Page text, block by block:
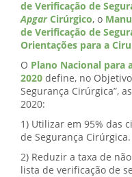
de Verificação de
ApgarCirúrgico, o
de Verificação de
Orientações para a
O Plano Nacional para
2020 define, no
Segurança Cirúrgica”,
2020:
1) Utilizar em 95% das
de Segurança Cirúrgica.
2) Reduzir a taxa de
lista de verificação de